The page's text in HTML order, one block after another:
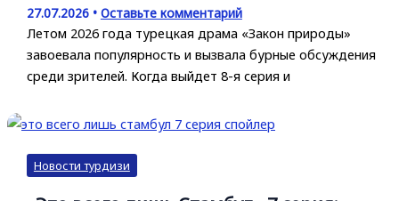
27.07.2026 • Оставьте комментарий
Летом 2026 года турецкая драма «Закон природы»
завоевала популярность и вызвала бурные обсуждения
среди зрителей. Когда выйдет 8-я серия и
Новости турдизи